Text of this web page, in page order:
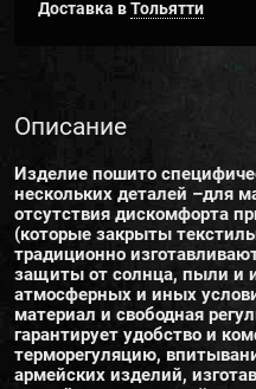
Доставка вТольятти
Описание
Изделие пошито
нескольких деталей –для
отсутствия дискомфорта
(которые закрыты
традиционно
защиты от солнца, пыли и
атмосферных и иных
материал и свободная
гарантирует удобство и
терморегуляцию,
армейских изделий,